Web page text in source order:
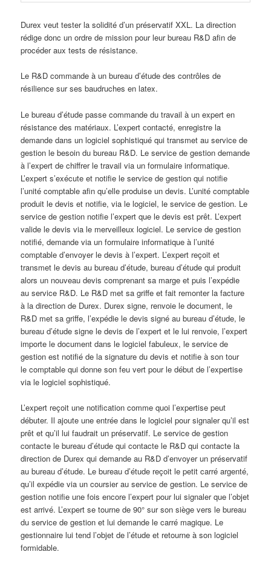
Durex veut tester la solidité d’un préservatif XXL. La direction
rédige donc un ordre de mission pour leur bureau R&D afin de
procéder aux tests de résistance.
Le R&D commande à un bureau d’étude des contrôles de
résilience sur ses baudruches en latex.
Le bureau d’étude passe commande du travail à un expert en
résistance des matériaux. L’expert contacté, enregistre la
demande dans un logiciel sophistiqué qui transmet au service de
gestion le besoin du bureau R&D. Le service de gestion demande
à l’expert de chiffrer le travail via un formulaire informatique.
L’expert s’exécute et notifie le service de gestion qui notifie
l’unité comptable afin qu’elle produise un devis. L’unité comptable
produit le devis et notifie, via le logiciel, le service de gestion. Le
service de gestion notifie l’expert que le devis est prêt. L’expert
valide le devis via le merveilleux logiciel. Le service de gestion
notifié, demande via un formulaire informatique à l’unité
comptable d’envoyer le devis à l’expert. L’expert reçoit et
transmet le devis au bureau d’étude, bureau d’étude qui produit
alors un nouveau devis comprenant sa marge et puis l’expédie
au service R&D. Le R&D met sa griffe et fait remonter la facture
à la direction de Durex. Durex signe, renvoie le document, le
R&D met sa griffe, l’expédie le devis signé au bureau d’étude, le
bureau d’étude signe le devis de l’expert et le lui renvoie, l’expert
importe le document dans le logiciel fabuleux, le service de
gestion est notifié de la signature du devis et notifie à son tour
le comptable qui donne son feu vert pour le début de l’expertise
via le logiciel sophistiqué.
L’expert reçoit une notification comme quoi l’expertise peut
débuter. Il ajoute une entrée dans le logiciel pour signaler qu’il est
prêt et qu’il lui faudrait un préservatif. Le service de gestion
contacte le bureau d’étude qui contacte le R&D qui contacte la
direction de Durex qui demande au R&D d’envoyer un préservatif
au bureau d’étude. Le bureau d’étude reçoit le petit carré argenté,
qu’il expédie via un coursier au service de gestion. Le service de
gestion notifie une fois encore l’expert pour lui signaler que l’objet
est arrivé. L’expert se tourne de 90° sur son siège vers le bureau
du service de gestion et lui demande le carré magique. Le
gestionnaire lui tend l’objet de l’étude et retourne à son logiciel
formidable.